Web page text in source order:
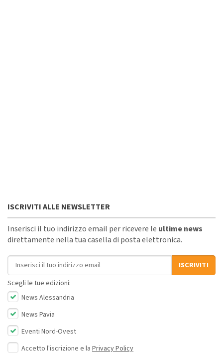
ISCRIVITI ALLE NEWSLETTER
Inserisci il tuo indirizzo email per ricevere le ultime news
direttamente nella tua casella di posta elettronica.
Indirizzo email
ISCRIVITI
Scegli le tue edizioni:
News Alessandria
News Pavia
Eventi Nord-Ovest
Accetto l'iscrizione e la Privacy Policy